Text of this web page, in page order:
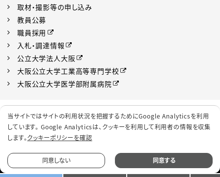
当サイトではサイトの利用状況を把握するためにGoogle Analyticsを利用
しています。 Google Analyticsは、 クッキーを利用して利用者の情報を収集
します。クッキーポリシーを確認
同意しない 同意する
取材・撮影等の申し込み
教員公募
職員採用
入札・調達情報
公立大学法人大阪
大阪公立大学工業高等専門学校
大阪公立大学医学部附属病院
プライバシーポリシー
サイトポリシー
ソーシャルメディアポリシー
クッキーポリシー
サイトマップ
© 2022 Osaka Metropolitan University.